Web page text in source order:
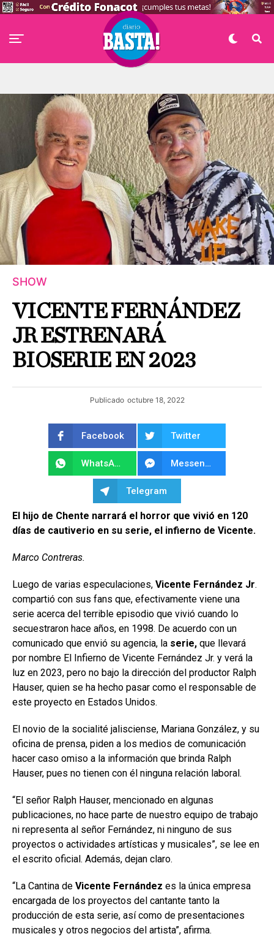
SHOW
VICENTE FERNÁNDEZ
JR ESTRENARÁ
BIOSERIE EN 2023
Publicado octubre 18, 2022
Facebook Twitter
WhatsApp Messenger
Telegram
El hijo de Chente narrará el horror que vivió en 120
días de cautiverio en su serie, el infierno de Vicente.
Marco Contreras.
Luego de varias especulaciones, Vicente Fernández Jr.
compartió con sus fans que, efectivamente viene una
serie acerca del terrible episodio que vivió cuando lo
secuestraron hace años, en 1998. De acuerdo con un
comunicado que envió su agencia, la serie, que llevará
por nombre El Infierno de Vicente Fernández Jr. y verá la
luz en 2023, pero no bajo la dirección del productor Ralph
Hauser, quien se ha hecho pasar como el responsable de
este proyecto en Estados Unidos.
El novio de la socialité jalisciense, Mariana González, y su
oficina de prensa, piden a los medios de comunicación
hacer caso omiso a la información que brinda Ralph
Hauser, pues no tienen con él ninguna relación laboral.
“El señor Ralph Hauser, mencionado en algunas
publicaciones, no hace parte de nuestro equipo de trabajo
ni representa al señor Fernández, ni ninguno de sus
proyectos o actividades artísticas y musicales”, se lee en
el escrito oficial. Además, dejan claro.
“La Cantina de Vicente Fernández es la única empresa
encargada de los proyectos del cantante tanto la
producción de esta serie, así como de presentaciones
musicales y otros negocios del artista”, afirma.